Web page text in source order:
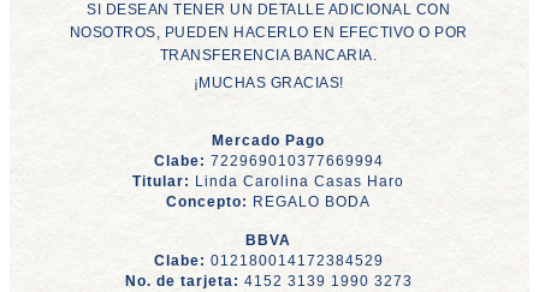
SI DESEAN TENER UN DETALLE ADICIONAL CON
NOSOTROS, PUEDEN HACERLO EN EFECTIVO O POR
TRANSFERENCIA BANCARIA.
¡MUCHAS GRACIAS!
Mercado Pago
Clabe: 722969010377669994
Titular: Linda Carolina Casas Haro
Concepto: REGALO BODA
BBVA
Clabe: 012180014172384529
No. de tarjeta: 4152 3139 1990 3273